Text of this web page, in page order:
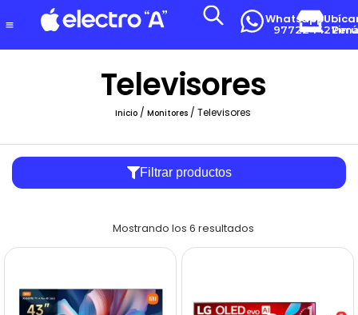
Whatsapp
977224427Lima-Perú
Televisores
Inicio / Monitores / Televisores
Filtrar productos
Mostrando los 6 resultados